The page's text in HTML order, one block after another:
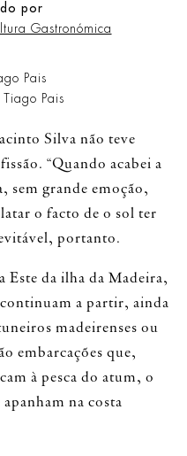
por
Gastronómica
Pais
Pais
Silva não teve
“Quando acabei a
sem grande emoção,
o facto de o sol ter
portanto.
Este da ilha da Madeira,
a partir, ainda
madeirenses ou
embarcações que,
à pesca do atum, o
na costa